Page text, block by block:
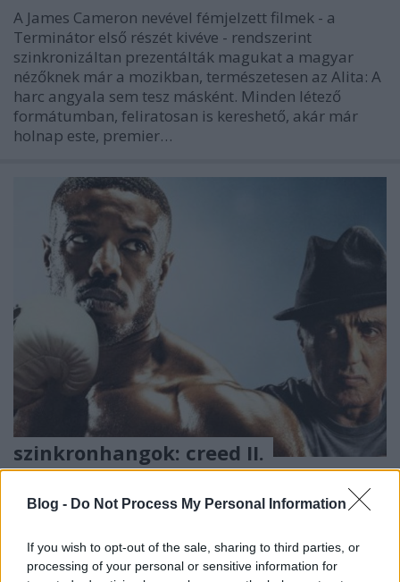
Blog - Do Not Process My Personal Information
If you wish to opt-out of the sale, sharing to third parties, or
processing of your personal or sensitive information for
A James Cameron nevével fémjelzett filmek - a
Terminátor első részét kivéve - rendszerint
szinkronizáltan prezentálták magukat a magyar
nézőknek már a mozikban, természetesen az Alita: A
harc angyala sem tesz másként. Minden létező
formátumban, feliratosan is kereshető, akár már
holnap este, premier…
szinkronhangok: creed II.
évvel azután, hogy a magyar közönség padlóra
küldte az első menetben. Esélyeit ezúttal szinkron